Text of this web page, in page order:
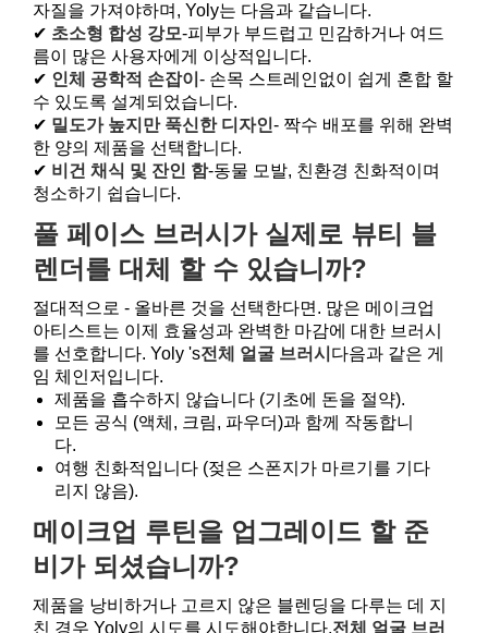
자질을 가져야하며, Yoly는 다음과 같습니다.
✔ 초소형 합성 강모-피부가 부드럽고 민감하거나 여드
름이 많은 사용자에게 이상적입니다.
✔ 인체 공학적 손잡이- 손목 스트레인없이 쉽게 혼합 할
수 있도록 설계되었습니다.
✔ 밀도가 높지만 푹신한 디자인- 짝수 배포를 위해 완벽
한 양의 제품을 선택합니다.
✔ 비건 채식 및 잔인 함-동물 모발, 친환경 친화적이며
청소하기 쉽습니다.
풀 페이스 브러시가 실제로 뷰티 블
렌더를 대체 할 수 있습니까?
절대적으로 - 올바른 것을 선택한다면. 많은 메이크업
아티스트는 이제 효율성과 완벽한 마감에 대한 브러시
를 선호합니다. Yoly 's전체 얼굴 브러시 다음과 같은 게
임 체인저입니다.
제품을 흡수하지 않습니다 (기초에 돈을 절약).
모든 공식 (액체, 크림, 파우더)과 함께 작동합니
다.
여행 친화적입니다 (젖은 스폰지가 마르기를 기다
리지 않음).
메이크업 루틴을 업그레이드 할 준
비가 되셨습니까?
제품을 낭비하거나 고르지 않은 블렌딩을 다루는 데 지
친 경우 Yoly의 시도를 시도해야합니다.전체 얼굴 브러